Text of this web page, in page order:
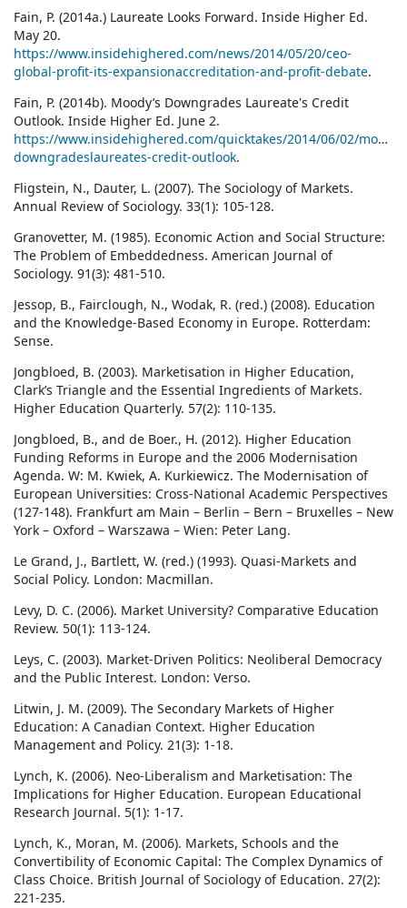
Fain, P. (2014a.) Laureate Looks Forward. Inside Higher Ed.
May 20.
https://www.insidehighered.com/news/2014/05/20/ceo-
global-profit-its-expansionaccreditation-and-profit-debate.
Fain, P. (2014b). Moody’s Downgrades Laureate's Credit
Outlook. Inside Higher Ed. June 2.
https://www.insidehighered.com/quicktakes/2014/06/02/
downgradeslaureates-credit-outlook.
Fligstein, N., Dauter, L. (2007). The Sociology of Markets.
Annual Review of Sociology. 33(1): 105-128.
Granovetter, M. (1985). Economic Action and Social Structure:
The Problem of Embeddedness. American Journal of
Sociology. 91(3): 481-510.
Jessop, B., Fairclough, N., Wodak, R. (red.) (2008). Education
and the Knowledge-Based Economy in Europe. Rotterdam:
Sense.
Jongbloed, B. (2003). Marketisation in Higher Education,
Clark’s Triangle and the Essential Ingredients of Markets.
Higher Education Quarterly. 57(2): 110-135.
Jongbloed, B., and de Boer., H. (2012). Higher Education
Funding Reforms in Europe and the 2006 Modernisation
Agenda. W: M. Kwiek, A. Kurkiewicz. The Modernisation of
European Universities: Cross-National Academic Perspectives
(127-148). Frankfurt am Main – Berlin – Bern – Bruxelles – New
York – Oxford – Warszawa – Wien: Peter Lang.
Le Grand, J., Bartlett, W. (red.) (1993). Quasi-Markets and
Social Policy. London: Macmillan.
Levy, D. C. (2006). Market University? Comparative Education
Review. 50(1): 113-124.
Leys, C. (2003). Market-Driven Politics: Neoliberal Democracy
and the Public Interest. London: Verso.
Litwin, J. M. (2009). The Secondary Markets of Higher
Education: A Canadian Context. Higher Education
Management and Policy. 21(3): 1-18.
Lynch, K. (2006). Neo-Liberalism and Marketisation: The
Implications for Higher Education. European Educational
Research Journal. 5(1): 1-17.
Lynch, K., Moran, M. (2006). Markets, Schools and the
Convertibility of Economic Capital: The Complex Dynamics of
Class Choice. British Journal of Sociology of Education. 27(2):
221-235.